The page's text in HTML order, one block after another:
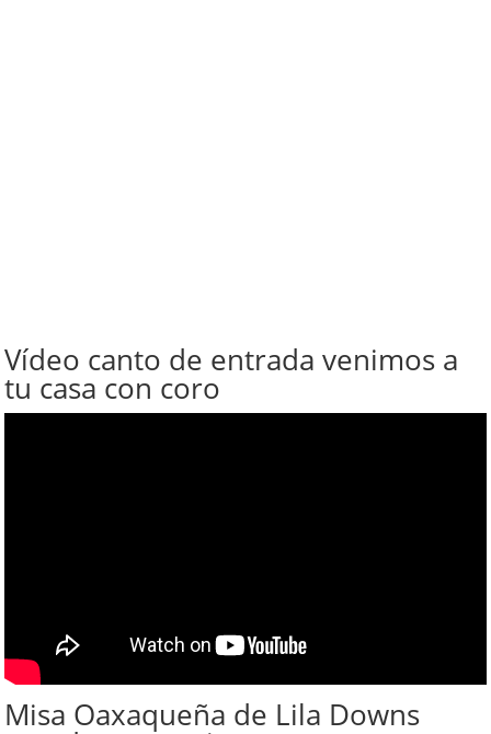
Vídeo canto de entrada venimos a
tu casa con coro
Misa Oaxaqueña de Lila Downs